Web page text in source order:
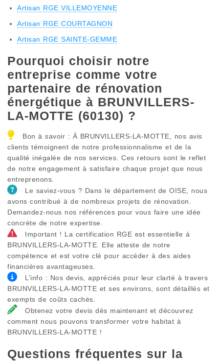
Artisan RGE VILLEMOYENNE
Artisan RGE COURTAGNON
Artisan RGE SAINTE-GEMME
Pourquoi choisir notre
entreprise comme votre
partenaire de rénovation
énergétique à BRUNVILLERS-
LA-MOTTE (60130) ?
Bon à savoir : À BRUNVILLERS-LA-MOTTE, nos avis
clients témoignent de notre professionnalisme et de la
qualité inégalée de nos services. Ces retours sont le reflet
de notre engagement à satisfaire chaque projet que nous
entreprenons.
Le saviez-vous ? Dans le département de OISE, nous
avons contribué à de nombreux projets de rénovation.
Demandez-nous nos références pour vous faire une idée
concrète de notre expertise.
Important ! La certification RGE est essentielle à
BRUNVILLERS-LA-MOTTE. Elle atteste de notre
compétence et est votre clé pour accéder à des aides
financières avantageuses.
L’info : Nos devis, appréciés pour leur clarté à travers
BRUNVILLERS-LA-MOTTE et ses environs, sont détaillés et
exempts de coûts cachés.
Obtenez votre devis dès maintenant et découvrez
comment nous pouvons transformer votre habitat à
BRUNVILLERS-LA-MOTTE !
Questions fréquentes sur la